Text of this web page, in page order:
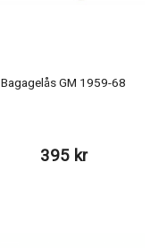
Bagagelås GM 1959-68
395 kr